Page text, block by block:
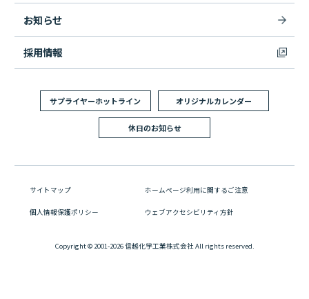
お知らせ
採用情報
サプライヤーホットライン オリジナルカレンダー
休日のお知らせ
サイトマップ ホームページ利用に関するご注意
個人情報保護ポリシー ウェブアクセシビリティ方針
Copyright © 2001-2026 信越化学工業株式会社 All rights reserved.